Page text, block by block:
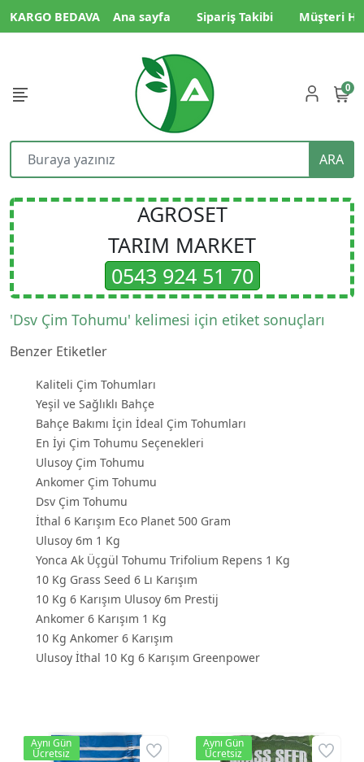
KARGO BEDAVA Ana sayfa Sipariş Takibi Müşteri
ARA
0
AGROSET
TARIM MARKET
0543 924 51 70
'Dsv Çim Tohumu' kelimesi için etiket sonuçları
Benzer Etiketler
Kaliteli Çim Tohumları
Yeşil ve Sağlıklı Bahçe
Bahçe Bakımı İçin İdeal Çim Tohumları
En İyi Çim Tohumu Seçenekleri
Ulusoy Çim Tohumu
Ankomer Çim Tohumu
Dsv Çim Tohumu
İthal 6 Karışım Eco Planet 500 Gram
Ulusoy 6m 1 Kg
Yonca Ak Üçgül Tohumu Trifolium Repens 1 Kg
10 Kg Grass Seed 6 Lı Karışım
10 Kg 6 Karışım Ulusoy 6m Prestij
Ankomer 6 Karışım 1 Kg
10 Kg Ankomer 6 Karışım
Ulusoy İthal 10 Kg 6 Karışım Greenpower
Aynı Gün
Ücretsiz
Aynı Gün
Ücretsiz